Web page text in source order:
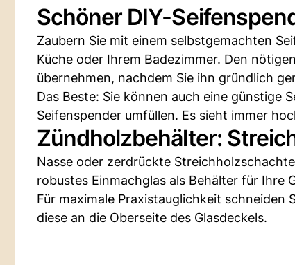
Schöner DIY-
Zaubern Sie mit einem selbstgemachten
Küche oder Ihrem Badezimmer. Den
übernehmen, nachdem Sie ihn gründlich
Das Beste: Sie können auch eine günstige
Seifenspender umfüllen. Es sieht immer
Zündholzbehälter:
Nasse oder zerdrückte
robustes Einmachglas als Behälter für Ihre
Für maximale Praxistauglichkeit schneiden
diese an die Oberseite des Glasdeckels.